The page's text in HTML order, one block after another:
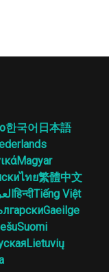
한국어 日本語
Magyar
ไทย繁體中文
हिन्दीTiếng Việt
Gaeilge
Suomi
Lietuvių